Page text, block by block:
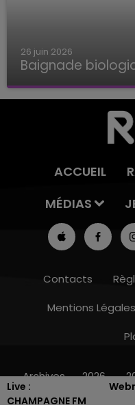
Live :
CHAMPAGNE FM
26 juin 2026
Baignade
Baignade biologique
ACCUEIL
MÉDIAS
Contacts
Mentions Légales
Archives 2026